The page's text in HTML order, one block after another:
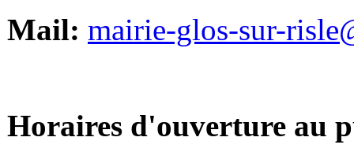
Mail: mairie-glos-sur-
Horaires d'ouverture au